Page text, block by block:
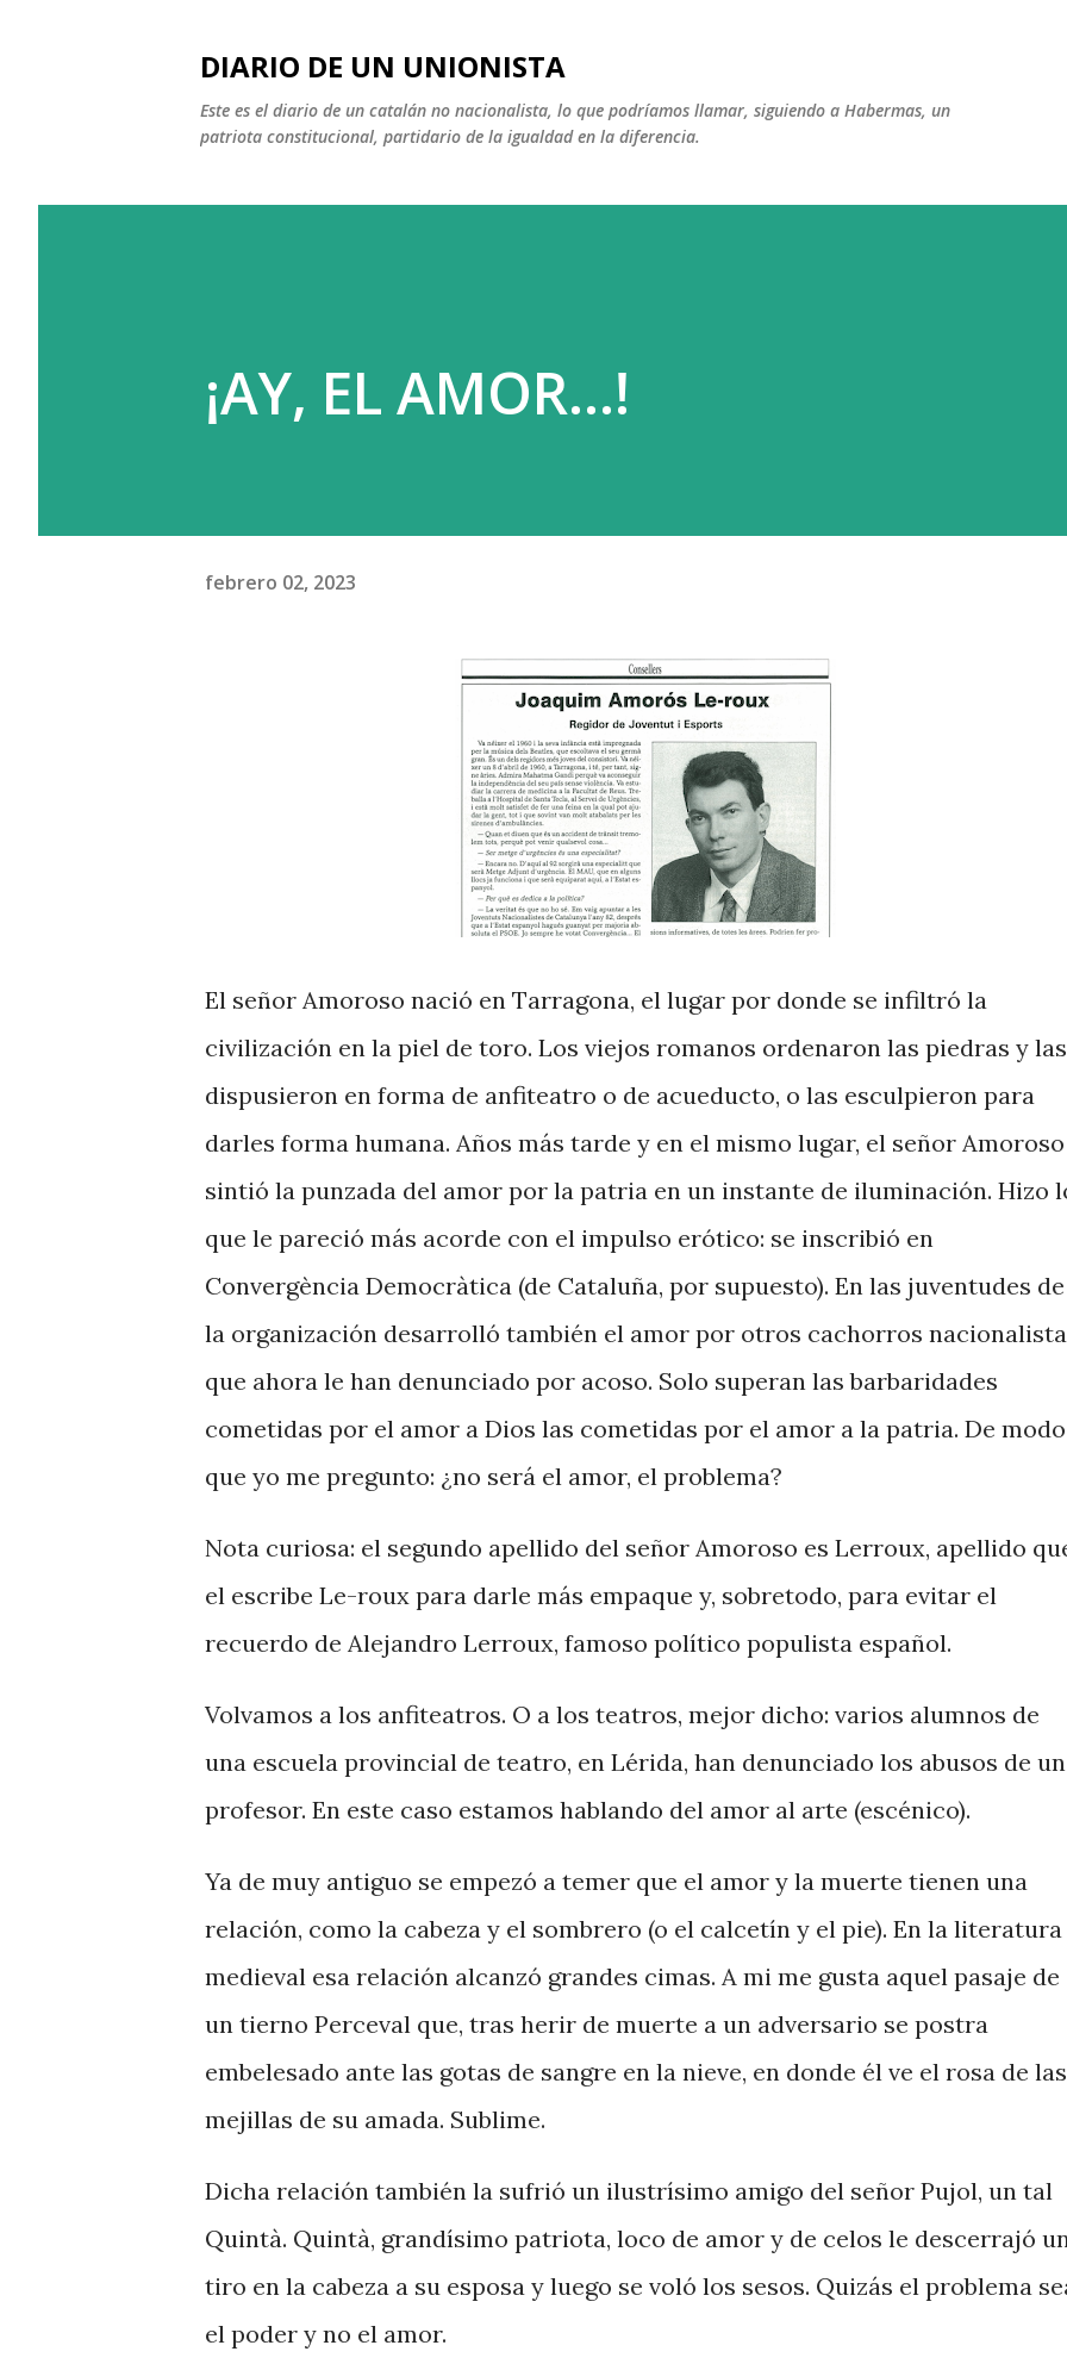
DIARIO DE UN UNIONISTA
Este es el diario de un catalán no nacionalista, lo que podríamos llamar, siguiendo a Habermas, un
patriota constitucional, partidario de la igualdad en la diferencia.
¡AY, EL AMOR...!
febrero 02, 2023
El señor Amoroso nació en Tarragona, el lugar por donde se infiltró la
civilización en la piel de toro. Los viejos romanos ordenaron las piedras y las
dispusieron en forma de anfiteatro o de acueducto, o las esculpieron para
darles forma humana. Años más tarde y en el mismo lugar, el señor Amoroso
sintió la punzada del amor por la patria en un instante de iluminación. Hizo
que le pareció más acorde con el impulso erótico: se inscribió en
Convergència Democràtica (de Cataluña, por supuesto). En las juventudes de
la organización desarrolló también el amor por otros cachorros
que ahora le han denunciado por acoso. Solo superan las barbaridades
cometidas por el amor a Dios las cometidas por el amor a la patria. De modo
que yo me pregunto: ¿no será el amor, el problema?
Nota curiosa: el segundo apellido del señor Amoroso es Lerroux, apellido
el escribe Le-roux para darle más empaque y, sobretodo, para evitar el
recuerdo de Alejandro Lerroux, famoso político populista español.
Volvamos a los anfiteatros. O a los teatros, mejor dicho: varios alumnos de
una escuela provincial de teatro, en Lérida, han denunciado los abusos de un
profesor. En este caso estamos hablando del amor al arte (escénico).
Ya de muy antiguo se empezó a temer que el amor y la muerte tienen una
relación, como la cabeza y el sombrero (o el calcetín y el pie). En la literatura
medieval esa relación alcanzó grandes cimas. A mi me gusta aquel pasaje de
un tierno Perceval que, tras herir de muerte a un adversario se postra
embelesado ante las gotas de sangre en la nieve, en donde él ve el rosa de las
mejillas de su amada. Sublime.
Dicha relación también la sufrió un ilustrísimo amigo del señor Pujol, un tal
Quintà. Quintà, grandísimo patriota, loco de amor y de celos le descerrajó
tiro en la cabeza a su esposa y luego se voló los sesos. Quizás el problema
el poder y no el amor.